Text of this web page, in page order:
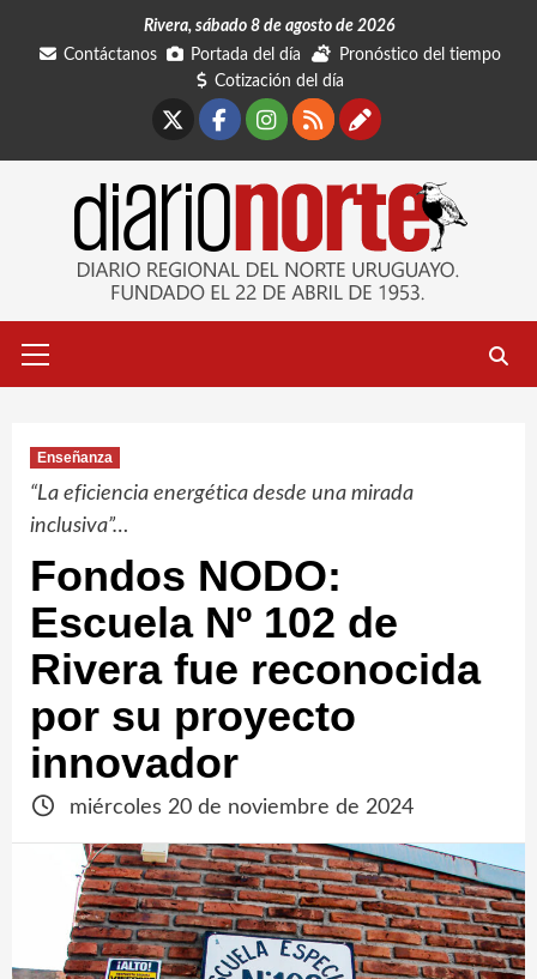
Rivera, sábado 8 de agosto de 2026
Contáctanos
Portada del día
Pronóstico del tiempo
Cotización del día
Facebook
Instagram
RSSContáctanos
primario
Enseñanza
“La eficiencia energética desde una mirada
inclusiva”…
Fondos NODO:
Escuela Nº 102 de
Rivera fue reconocida
por su proyecto
innovador
miércoles 20 de noviembre de 2024